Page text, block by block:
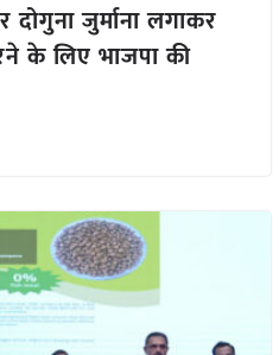
दोगुना जुर्माना लगाकर
के लिए भाजपा की